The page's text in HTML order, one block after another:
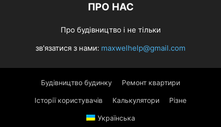
ПРО НАС
Про будівництво і не тільки
зв'язатися з нами: maxwelhelp@gmail.com
Будівництво будинку Ремонт квартири
Історії користувачів Калькулятори Різне
Українська